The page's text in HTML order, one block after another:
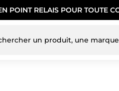
POINT RELAIS POUR TOUTE